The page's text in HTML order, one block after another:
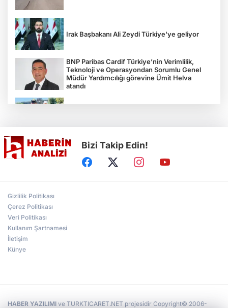
Irak Başbakanı Ali Zeydi Türkiye'ye geliyor
BNP Paribas Cardif Türkiye’nin Verimlilik,
Teknoloji ve Operasyondan Sorumlu Genel
Müdür Yardımcılığı görevine Ümit Helva
atandı
Alperen Ocakları Darıca'da yeni dönem...
Bizi Takip Edin!
Gizlilik Politikası
Çerez Politikası
Veri Politikası
Kullanım Şartnamesi
İletişim
Künye
HABER YAZILIMI ve TURKTICARET.NET projesidir Copyright© 2006-